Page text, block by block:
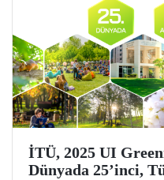
İTÜ, 2025 UI
Dünyada 25’inci,